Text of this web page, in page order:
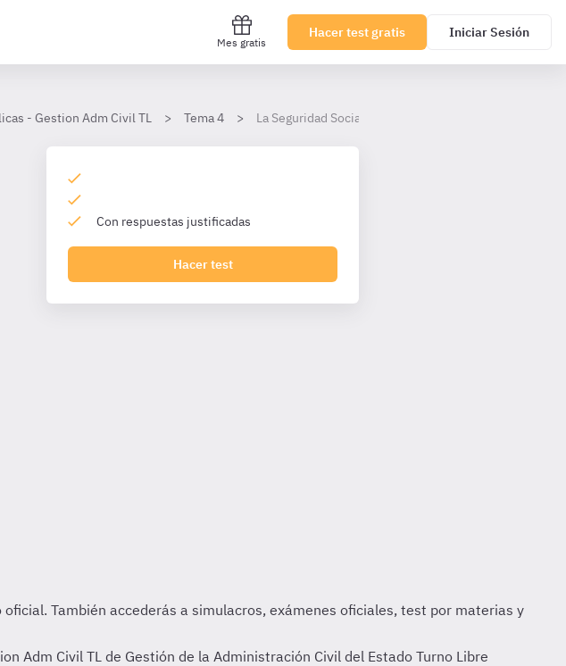
Mes gratis
Hacer test gratis Iniciar Sesión
- Gestion Adm Civil TL Tema 4 La Seguridad Social: estructura y financiación
Con respuestas justificadas
Hacer test
Adm Civil TL de Gestión de la Administración Civil del Estado Turno Libre